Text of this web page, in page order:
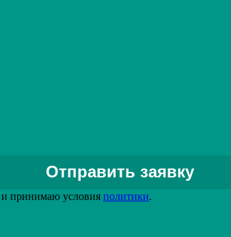
Задать вопрос специалисту
принимаю условия политики.